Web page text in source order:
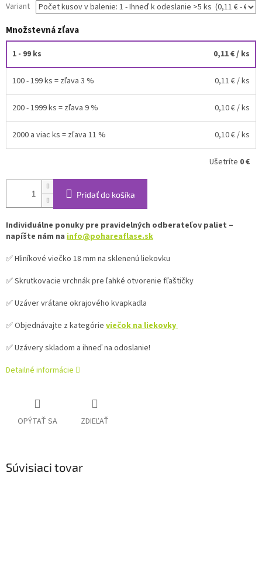
Variant
Množstevná zľava
1 - 99 ks 0,11 €/ ks
100 - 199 ks = zľava 3 % 0,11 €/ ks
200 - 1999 ks = zľava 9 % 0,10 €/ ks
2000 a viac ks = zľava 11 % 0,10 €/ ks
Ušetríte 0 €
Pridať do košíka
Individuálne ponuky pre pravidelných odberateľov paliet –
napíšte nám na info@pohareaflase.sk
✅ Hliníkové viečko 18 mm na sklenenú liekovku
✅ Skrutkovacie vrchnák pre ľahké otvorenie fľaštičky
✅ Uzáver vrátane okrajového kvapkadla
✅ Objednávajte z kategórie viečok na liekovky
✅ Uzávery skladom a ihneď na odoslanie!
Detailné informácie
OPÝTAŤ SA ZDIEĽAŤ
Súvisiaci tovar